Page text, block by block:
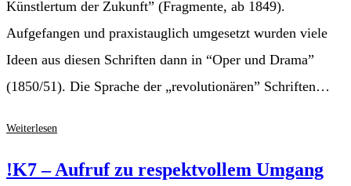
Künstlertum der Zukunft” (Fragmente, ab 1849).
Aufgefangen und praxistauglich umgesetzt wurden viele
Ideen aus diesen Schriften dann in “Oper und Drama”
(1850/51). Die Sprache der „revolutionären” Schriften…
Weiterlesen
“…
!K7 – Aufruf zu respektvollem Umgang